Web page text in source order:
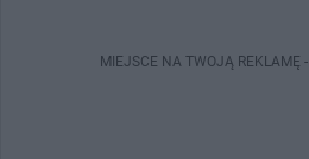
MIEJSCE NA TWOJĄ REKLAMĘ -